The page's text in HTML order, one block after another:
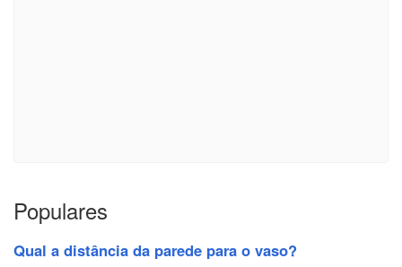
Populares
Qual a distância da parede para o vaso?